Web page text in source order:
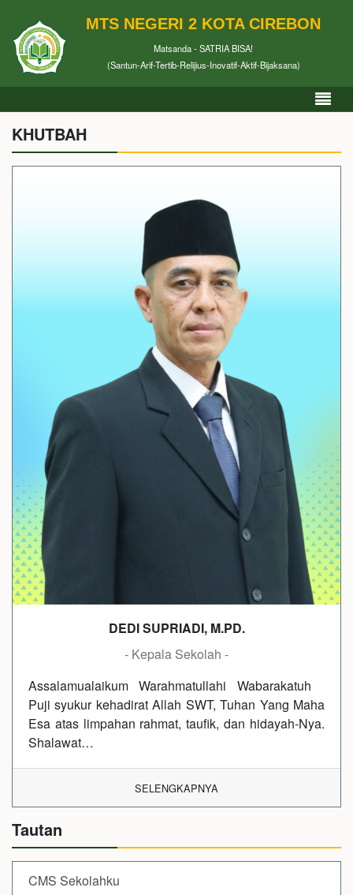
MTS NEGERI 2 KOTA CIREBON
Matsanda - SATRIA BISA!
(Santun-Arif-Tertib-Relijius-Inovatif-Aktif-Bijaksana)
KHUTBAH
DEDI SUPRIADI, M.PD.
- Kepala Sekolah -
Assalamualaikum Warahmatullahi Wabarakatuh
Puji syukur kehadirat Allah SWT, Tuhan Yang Maha
Esa atas limpahan rahmat, taufik, dan hidayah-Nya.
Shalawat…
SELENGKAPNYA
Tautan
CMS Sekolahku